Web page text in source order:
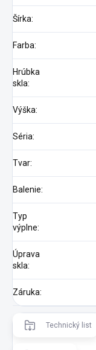
Šírka:
Farba:
Hrúbka
skla:
Výška:
Séria:
Tvar:
Balenie:
Typ
výplne:
Úprava
skla:
Záruka:
Technický list